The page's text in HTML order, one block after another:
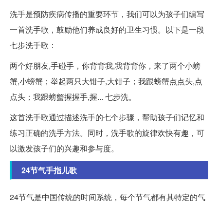
洗手是预防疾病传播的重要环节，我们可以为孩子们编写
一首洗手歌，鼓励他们养成良好的卫生习惯。以下是一段
七步洗手歌：
两个好朋友,手碰手，你背背我,我背背你，来了两个小螃
蟹,小螃蟹；举起两只大钳子,大钳子；我跟螃蟹点点头,点
点头；我跟螃蟹握握手,握... 七步洗。
这首洗手歌通过描述洗手的七个步骤，帮助孩子们记忆和
练习正确的洗手方法。同时，洗手歌的旋律欢快有趣，可
以激发孩子们的兴趣和参与度。
24节气手指儿歌
24节气是中国传统的时间系统，每个节气都有其特定的气